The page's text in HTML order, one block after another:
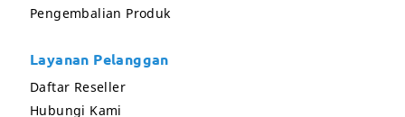
Pengembalian Produk
Layanan Pelanggan
Daftar Reseller
Hubungi Kami